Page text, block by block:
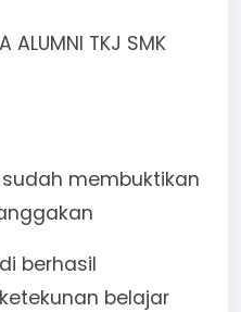
ALUMNI TKJ SMK
sudah membuktikan
berhasil
belajar